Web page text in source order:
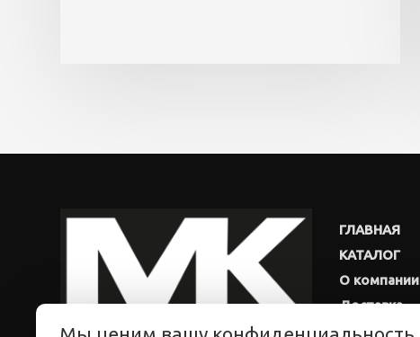
ГЛАВНАЯ
КАТАЛОГ
О компании
Доставка
Новости